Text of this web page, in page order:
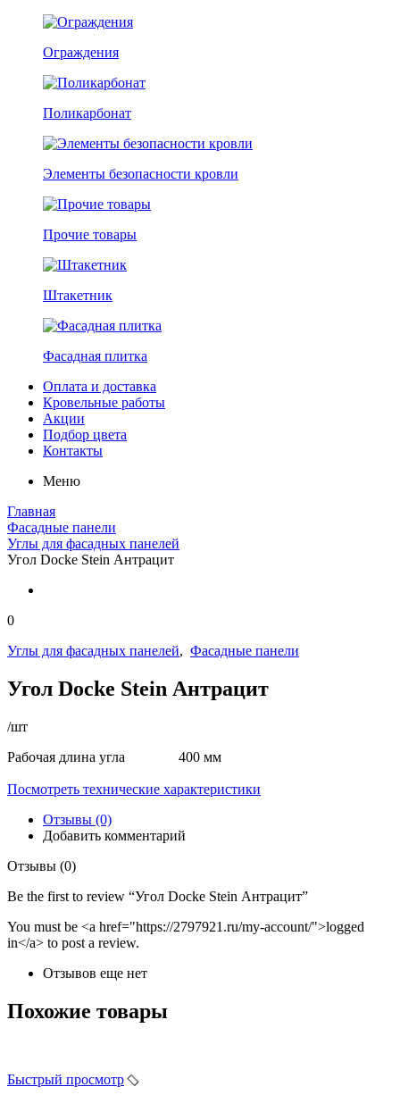
Ограждения
Поликарбонат
Элементы безопасности кровли
Прочие товары
Штакетник
Фасадная плитка
Оплата и доставка
Кровельные работы
Акции
Подбор цвета
Контакты
Меню
Главная
Фасадные панели
Углы для фасадных панелей
Угол Docke Stein Антрацит
0
Углы для фасадных панелей, Фасадные панели
Угол Docke Stein Антрацит
/шт
Рабочая длина угла 400 мм
Посмотреть технические характеристики
Отзывы (0)
Добавить комментарий
Отзывы (0)
Be the first to review “Угол Docke Stein Антрацит”
You must be <a href="https://2797921.ru/my-account/">logged
in</a> to post a review.
Отзывов еще нет
Похожие товары
Быстрый просмотр